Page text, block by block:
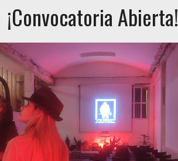
¡Convocatoria Abierta!